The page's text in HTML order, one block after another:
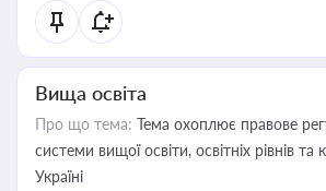
Вища освіта
Про що тема: Тема охоплює правове
системи вищої освіти, освітніх рівнів та
Україні